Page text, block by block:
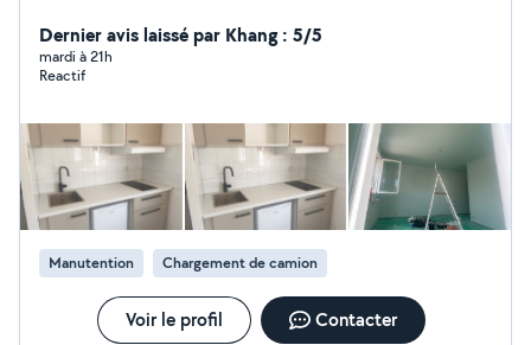
Bricolage en général Peinture intérieure / extérieure
Plâtre, enduit, rebouchage, finitions Réparations
diverses Dépannage et réparation machine à laver
améliorations de l'habitat Travail soigné Ponctuel et à
l'écoute Respect des délais Tarifs honnêtes N'hésitez
pas à me contacter, je réponds rapidement et je me
déplace avec plaisir pour vous aider
Dernier avis laissé par Khang : 5/5
mardi à 21h
Reactif
Manutention Chargement de camion
Voir le profil Contacter